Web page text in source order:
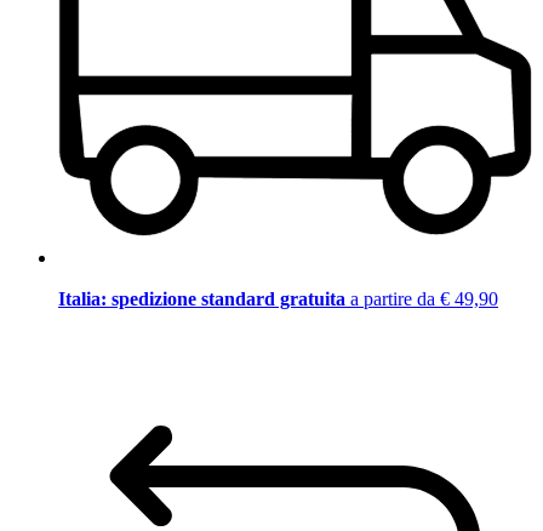
Italia: spedizione standard gratuita a partire da € 49,90